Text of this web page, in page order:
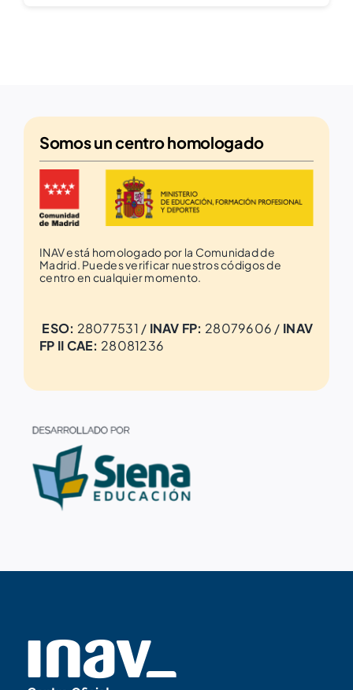
Somos uncentro homologado
INAV está homologado por la Comunidad de
Madrid. Puedes verificar nuestros códigos de
centro en cualquier momento.
ESO: 28077531 / INAV FP: 28079606 / INAV
FP II CAE: 28081236